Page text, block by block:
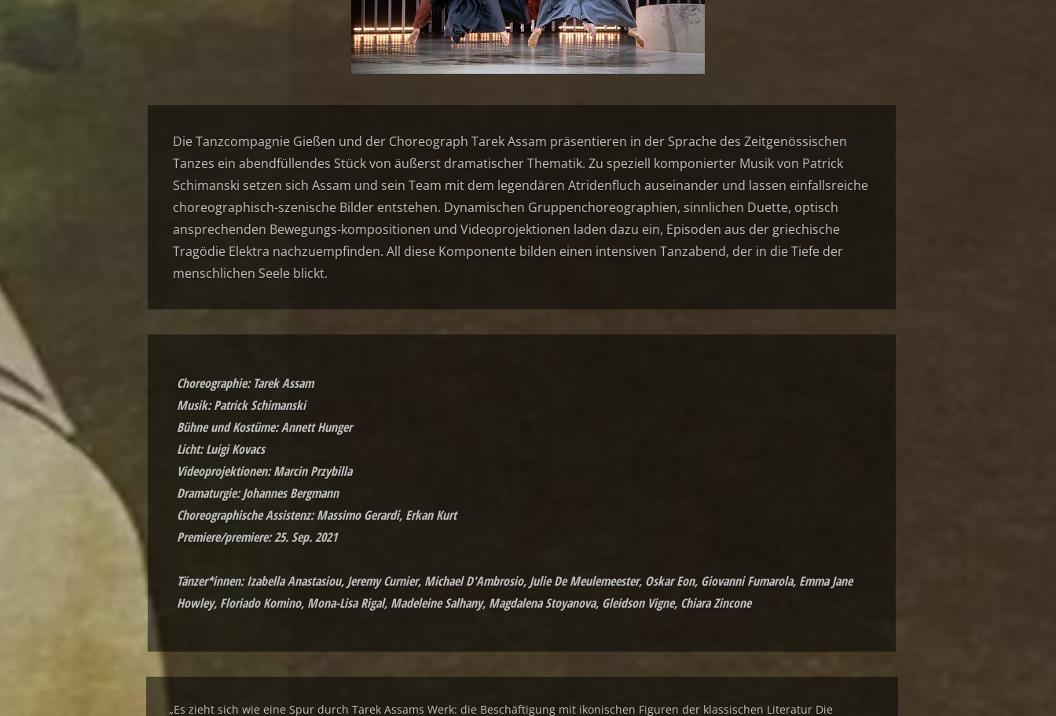
Die Tanzcompagnie Gießen und der Choreograph Tarek Assam präsentieren in der Sprache des Zeitgenössischen
Tanzes ein abendfüllendes Stück von äußerst dramatischer Thematik. Zu speziell komponierter Musik von Patrick
Schimanski setzen sich Assam und sein Team mit dem legendären Atridenfluch auseinander und lassen einfallsreiche
choreographisch-szenische Bilder entstehen. Dynamischen Gruppenchoreographien, sinnlichen Duette, optisch
ansprechenden Bewegungs-kompositionen und Videoprojektionen laden dazu ein, Episoden aus der griechische
Tragödie Elektra nachzuempfinden. All diese Komponente bilden einen intensiven Tanzabend, der in die Tiefe der
menschlichen Seele blickt.
Choreographie: Tarek Assam
Musik: Patrick Schimanski
Bühne und Kostüme: Annett Hunger
Licht: Luigi Kovacs
Videoprojektionen: Marcin Przybilla
Dramaturgie: Johannes Bergmann
Choreographische Assistenz: Massimo Gerardi, Erkan Kurt
Premiere/premiere: 25. Sep. 2021
Tänzer*innen: Izabella Anastasiou, Jeremy Curnier, Michael D'Ambrosio, Julie De Meulemeester, Oskar Eon, Giovanni Fumarola, Emma Jane
Howley, Floriado Komino, Mona-Lisa Rigal, Madeleine Salhany, Magdalena Stoyanova, Gleidson Vigne, Chiara Zincone
„Es zieht sich wie eine Spur durch Tarek Assams Werk: die Beschäftigung mit ikonischen Figuren der klassischen Literatur Die